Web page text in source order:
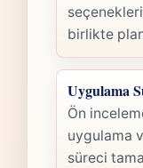
birlikte
Uygulama
Ön
uygulama
süreci